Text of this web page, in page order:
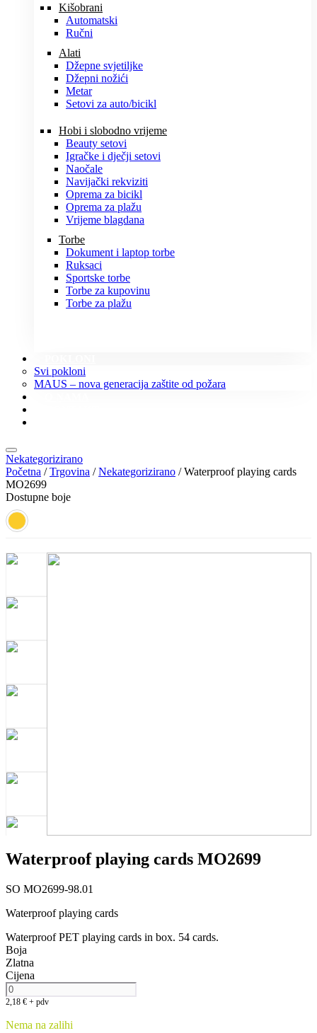
Kišobrani
Automatski
Ručni
Alati
Džepne svjetiljke
Džepni nožići
Metar
Setovi za auto/bicikl
Hobi i slobodno vrijeme
Beauty setovi
Igračke i dječji setovi
Naočale
Navijački rekviziti
Oprema za bicikl
Oprema za plažu
Vrijeme blagdana
Torbe
Dokument i laptop torbe
Ruksaci
Sportske torbe
Torbe za kupovinu
Torbe za plažu
Svi pokloni
MAUS – nova generacija zaštite od požara
Nekategorizirano
Početna /Trgovina /Nekategorizirano / Waterproof playing cards
MO2699
Dostupne boje
Waterproof playing cards MO2699
SO MO2699-98.01
Waterproof playing cards
Waterproof PET playing cards in box. 54 cards.
Boja
Zlatna
Cijena
2,18 € + pdv
Nema na zalihi